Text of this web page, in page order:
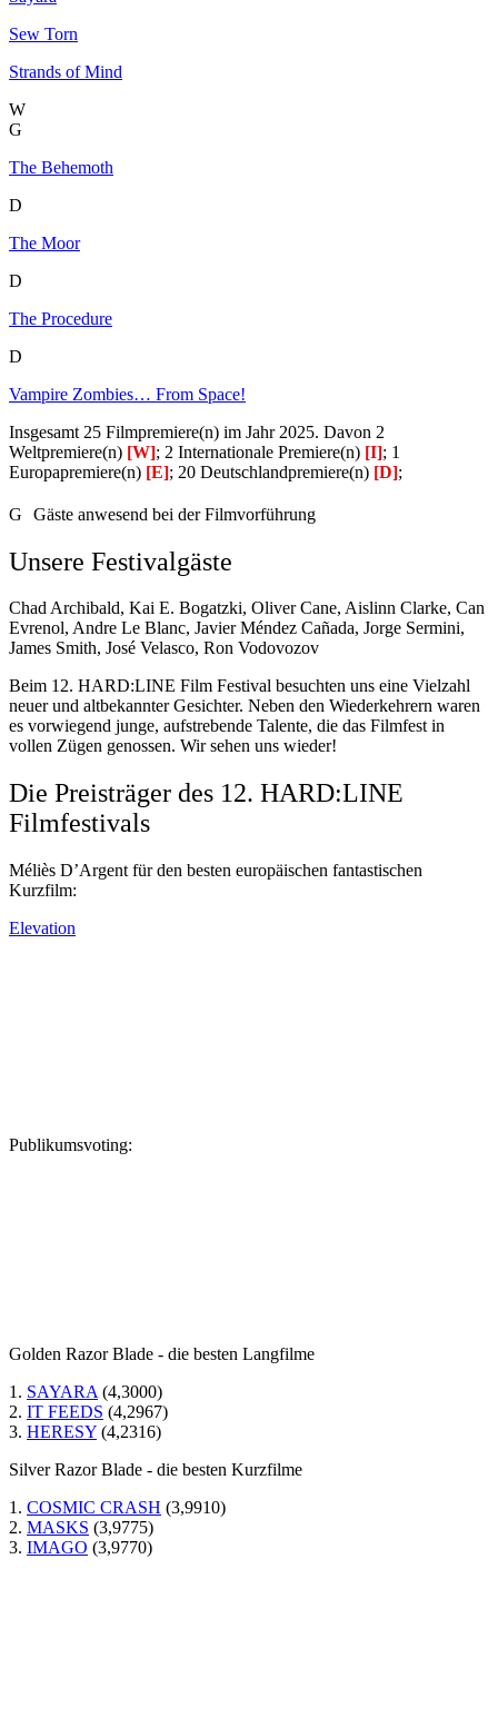
Sew Torn
Strands of Mind
W
G
The Behemoth
D
The Moor
D
The Procedure
D
Vampire Zombies… From Space!
Insgesamt 25 Filmpremiere(n) im Jahr 2025. Davon 2
Weltpremiere(n) [W]; 2 Internationale Premiere(n) [I]; 1
Europapremiere(n) [E]; 20 Deutschlandpremiere(n) [D];
G Gäste anwesend bei der Filmvorführung
Unsere Festivalgäste
Chad Archibald, Kai E. Bogatzki, Oliver Cane, Aislinn Clarke, Can
Evrenol, Andre Le Blanc, Javier Méndez Cañada, Jorge Sermini,
James Smith, José Velasco, Ron Vodovozov
Beim 12. HARD:LINE Film Festival besuchten uns eine Vielzahl
neuer und altbekannter Gesichter. Neben den Wiederkehrern waren
es vorwiegend junge, aufstrebende Talente, die das Filmfest in
vollen Zügen genossen. Wir sehen uns wieder!
Die Preisträger des 12. HARD:LINE
Filmfestivals
Méliès D’Argent für den besten europäischen fantastischen
Kurzfilm:
Elevation
Publikumsvoting:
Golden Razor Blade - die besten Langfilme
1. SAYARA (4,3000)
2. IT FEEDS (4,2967)
3. HERESY (4,2316)
Silver Razor Blade - die besten Kurzfilme
1. COSMIC CRASH (3,9910)
2. MASKS (3,9775)
3. IMAGO (3,9770)